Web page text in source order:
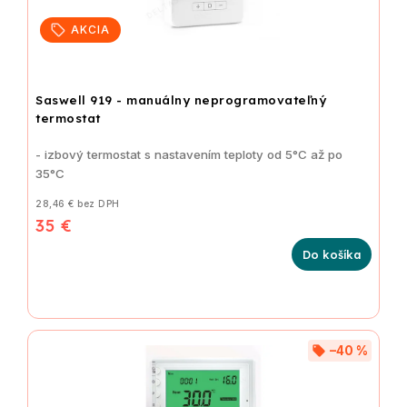
AKCIA
Saswell 919 - manuálny neprogramovateľný
termostat
28,46 € bez DPH
35 €
Do košíka
- izbový termostat s nastavením teploty od 5°C až po
35°C
–40 %